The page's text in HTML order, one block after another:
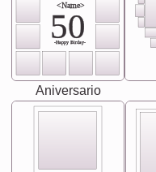
<Name>
50
-Happy Birday-
Aniversario